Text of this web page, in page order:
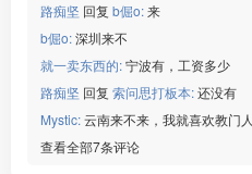
路痴坚 回复 b倔o:来
b倔o:深圳来不
就一卖东西的:宁波有，工资多少
路痴坚 回复 索问思打板本:还没有
Mystic:云南来不来，我就喜欢教门人
查看全部7条评论